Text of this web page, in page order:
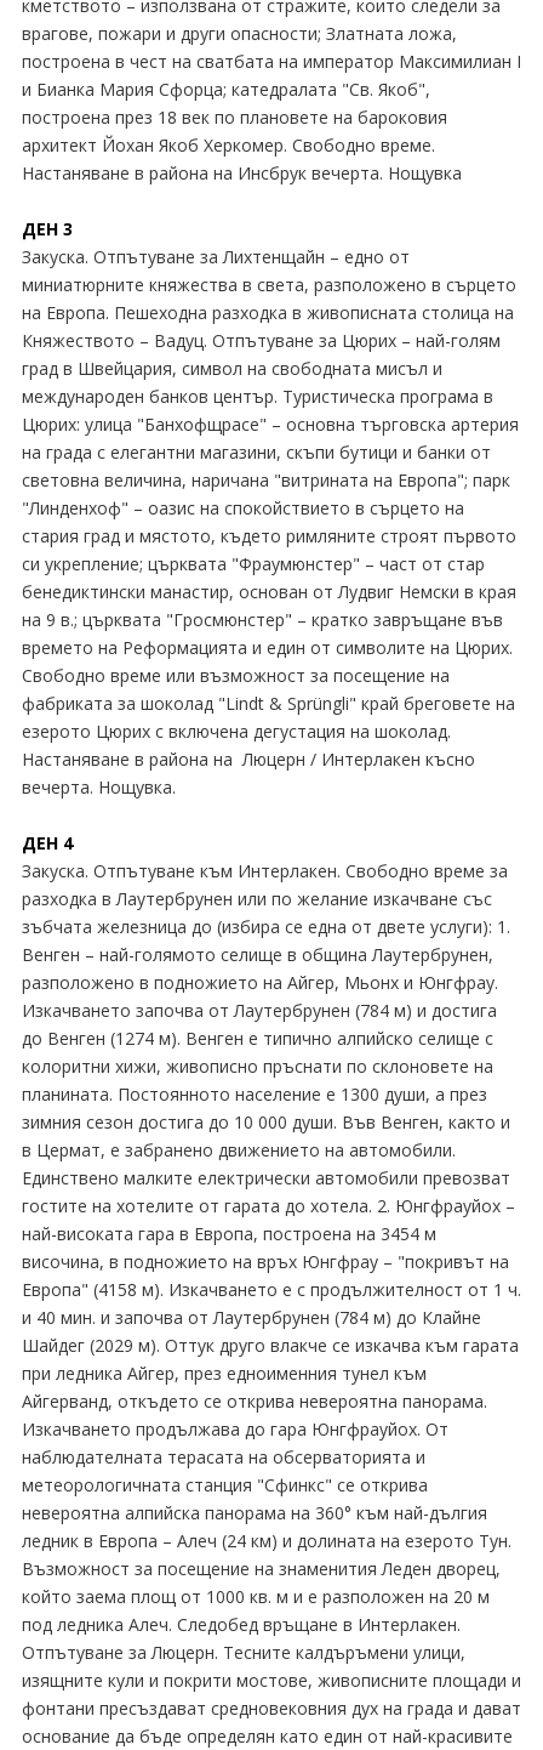
кметството – използвана от стражите, които следели за
врагове, пожари и други опасности; Златната ложа,
построена в чест на сватбата на император Максимилиан І
и Бианка Мария Сфорца; катедралата "Св. Якоб",
построена през 18 век по плановете на бароковия
архитект Йохан Якоб Херкомер. Свободно време.
Настаняване в района на Инсбрук вечерта. Нощувка
ДЕН 3
Закуска. Отпътуване за Лихтенщайн – едно от
миниатюрните княжества в света, разположено в сърцето
на Европа. Пешеходна разходка в живописната столица на
Княжеството – Вадуц. Отпътуване за Цюрих – най-голям
град в Швейцария, символ на свободната мисъл и
международен банков център. Туристическа програма в
Цюрих: улица "Банхофщрасе" – основна търговска артерия
на града с елегантни магазини, скъпи бутици и банки от
световна величина, наричана "витрината на Европа"; парк
"Линденхоф" – оазис на спокойствието в сърцето на
стария град и мястото, където римляните строят първото
си укрепление; църквата "Фраумюнстер" – част от стар
бенедиктински манастир, основан от Лудвиг Немски в края
на 9 в.; църквата "Гросмюнстер" – кратко завръщане във
времето на Реформацията и един от символите на Цюрих.
Свободно време или възможност за посещение на
фабриката за шоколад "Lindt & Sprüngli" край бреговете на
езерото Цюрих с включена дегустация на шоколад.
Настаняване в района на Люцерн / Интерлакен късно
вечерта. Нощувка.
ДЕН 4
Закуска. Отпътуване към Интерлакен. Свободно време за
разходка в Лаутербрунен или по желание изкачване със
зъбчата железница до (избира се една от двете услуги): 1.
Венген – най-голямото селище в община Лаутербрунен,
разположено в подножието на Айгер, Мьонх и Юнгфрау.
Изкачването започва от Лаутербрунен (784 м) и достига
до Венген (1274 м). Венген е типично алпийско селище с
колоритни хижи, живописно пръснати по склоновете на
планината. Постоянното население е 1300 души, а през
зимния сезон достига до 10 000 души. Във Венген, както и
в Цермат, е забранено движението на автомобили.
Единствено малките електрически автомобили превозват
гостите на хотелите от гарата до хотела. 2. Юнгфрауйох –
най-високата гара в Европа, построена на 3454 м
височина, в подножието на връх Юнгфрау – "покривът на
Европа" (4158 м). Изкачването е с продължителност от 1 ч.
и 40 мин. и започва от Лаутербрунен (784 м) до Клайне
Шайдег (2029 м). Оттук друго влакче се изкачва към гарата
при ледника Айгер, през едноименния тунел към
Айгерванд, откъдето се открива невероятна панорама.
Изкачването продължава до гара Юнгфрауйох. От
наблюдателната терасата на обсерваторията и
метеорологичната станция "Сфинкс" се открива
невероятна алпийска панорама на 360° към най-дългия
ледник в Европа – Алеч (24 км) и долината на езерото Тун.
Възможност за посещение на знаменития Леден дворец,
който заема площ от 1000 кв. м и е разположен на 20 м
под ледника Алеч. Следобед връщане в Интерлакен.
Отпътуване за Люцерн. Тесните калдъръмени улици,
изящните кули и покрити мостове, живописните площади и
фонтани пресъздават средновековния дух на града и дават
основание да бъде определян като един от най-красивите